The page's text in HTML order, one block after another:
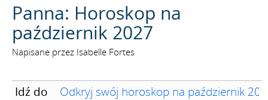
Panna: Horoskop na
październik 2027
Napisane przez Isabelle Fortes
Idź do Odkryj swój horoskop na październik